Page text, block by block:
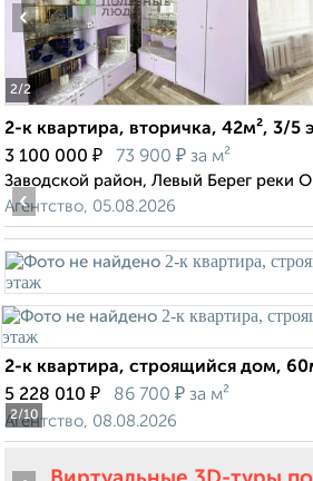
2/2
‹
2-к квартира, вторичка, 42м², 3/5
3 100 000 ₽ 73 900 ₽ за м²
Заводской район, Левый Берег реки
Агентство, 05.08.2026
2/10
‹
2-к квартира, строящийся дом,
5 228 010 ₽ 86 700 ₽ за м²
Агентство, 08.08.2026